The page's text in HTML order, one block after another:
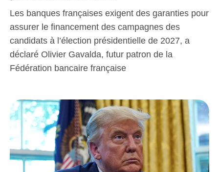
Les banques françaises exigent des garanties pour
assurer le financement des campagnes des
candidats à l’élection présidentielle de 2027, a
déclaré Olivier Gavalda, futur patron de la
Fédération bancaire française